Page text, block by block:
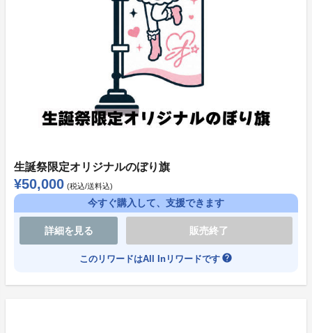
・コンビニ決済（日本国内の購入のみ可能）
【利用可能なコンビニ】
ローソン、ファミリーマート、ミニストップ、セイコー
※決済完了後の返金は一切できません。
※コンビニ決済では30万円未満のリワードのみご購入
可能となります。
※コンビニ決済の受付は「プロジェクト終了日前日の1
9時00分まで」となっております。
※支援時間は2026年6月25日19時00分00秒～2026年8
トページ内の「残り時間」をご確認ください。
生誕祭限定オリジナルのぼり旗
¥50,000 (税込/送料込)
今すぐ購入して、支援できます
詳細を見る 販売終了
このリワードはAll Inリワードです help